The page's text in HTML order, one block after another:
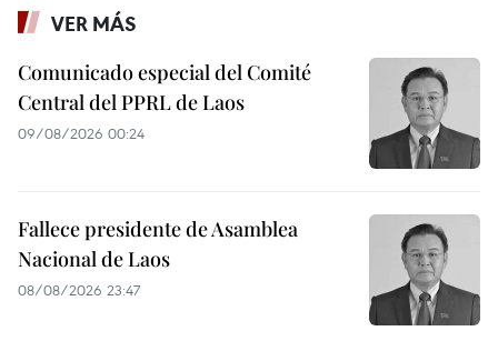
VER MÁS
Comunicado especial del Comité
Central del PPRL de Laos
09/08/2026 00:24
Fallece presidente de Asamblea
Nacional de Laos
08/08/2026 23:47